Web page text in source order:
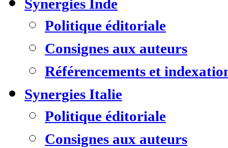
Synergies Inde
Politique éditoriale
Consignes aux auteurs
Référencements et
Synergies Italie
Politique éditoriale
Consignes aux auteurs